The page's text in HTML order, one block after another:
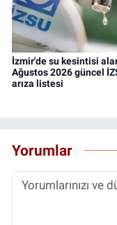
İzmir'de su kesintisi
Ağustos 2026 güncel
arıza listesi
Yorumlar